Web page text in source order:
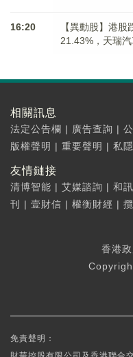
16:20
【異動股】港
21.43%，天瑞
相關訊息
法定公告欄 | 廣告查詢 |
版權聲明 | 重要聲明 | 私
友情鏈接
清博智能 | 艾媒諮詢 | 和訊
刊
| 壹財信 | 權衡財經 |
香港
免責聲明：